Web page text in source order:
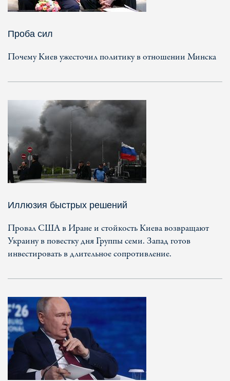
Проба сил
Почему Киев ужесточил политику в отношении Минска
Иллюзия быстрых решений
Провал США в Иране и стойкость Киева возвращают
Украину в повестку дня Группы семи. Запад готов
инвестировать в длительное сопротивление.